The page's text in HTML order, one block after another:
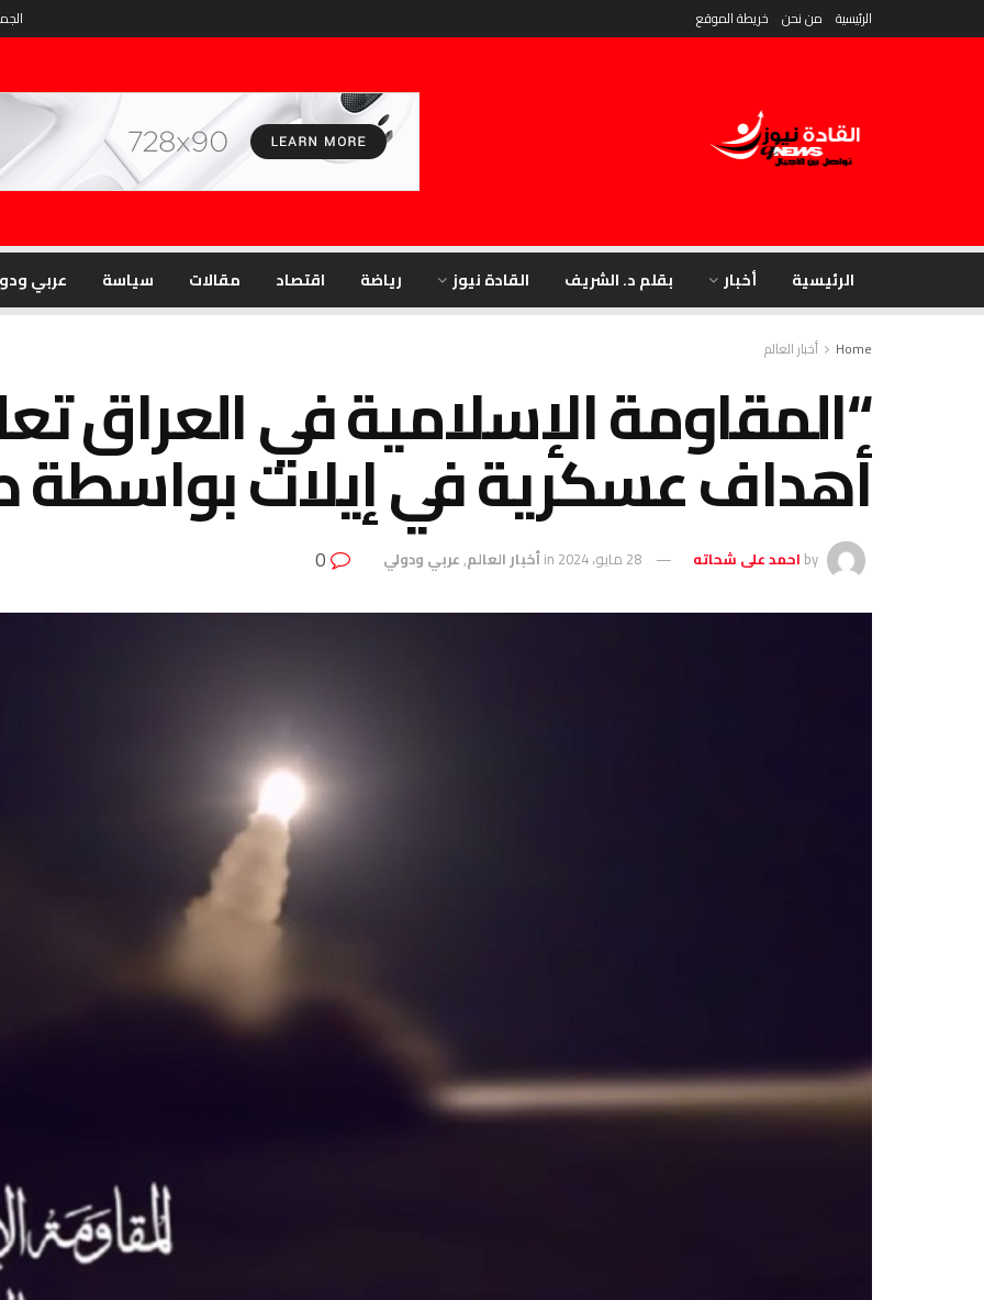
الرئيسية من نحن خريطة الموقع
الرئيسية أخبار بقلم د. الشريف القادة نيوز رياضة اقتصاد مقالات سياسة عربي
Home أخبار العالم
“المقاومة الإسلامية في العراق
أهداف عسكرية في إيلات بواسطة
by احمد على شحاته 28 مايو، 2024 inأخبار العالم,عربي ودولي